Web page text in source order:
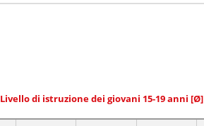
Livello di istruzione dei giovani 15-19 anni [Ø]